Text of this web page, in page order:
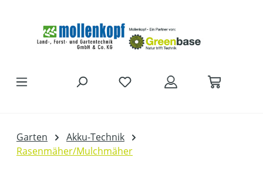
Garten
Akku-Technik
Rasenmäher/Mulchmäher